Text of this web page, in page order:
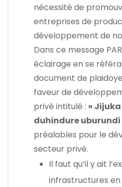
nécessité de
entreprises de
développement de
Dans ce message
éclairage en se
document de
faveur de
privé intitulé : «
duhindure uburundi
préalables pour le
secteur privé.
Il faut qu’il y ait
infrastructures